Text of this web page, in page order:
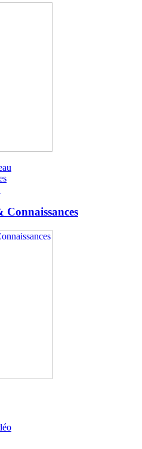
Connaissances